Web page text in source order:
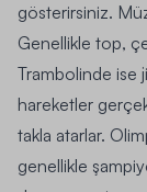
gösterirsiniz.
Genellikle top,
Trambolinde ise
hareketler
takla atarlar.
genellikle